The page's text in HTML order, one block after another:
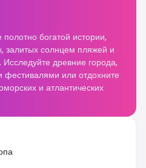
богатой истории,
залитых солнцем пляжей и
Исследуйте древние города,
или отдохните
и атлантических